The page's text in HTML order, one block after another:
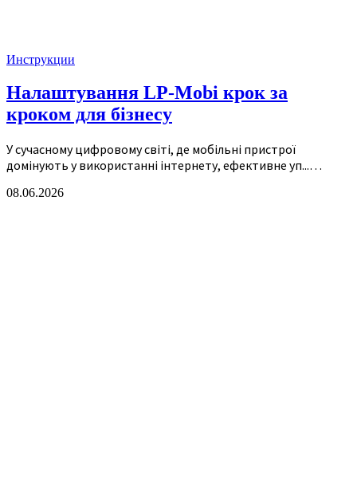
Инструкции
Налаштування LP-Mobi крок за
кроком для бізнесу
У сучасному цифровому світі, де мобільні пристрої
домінують у використанні інтернету, ефективне уп...…
08.06.2026